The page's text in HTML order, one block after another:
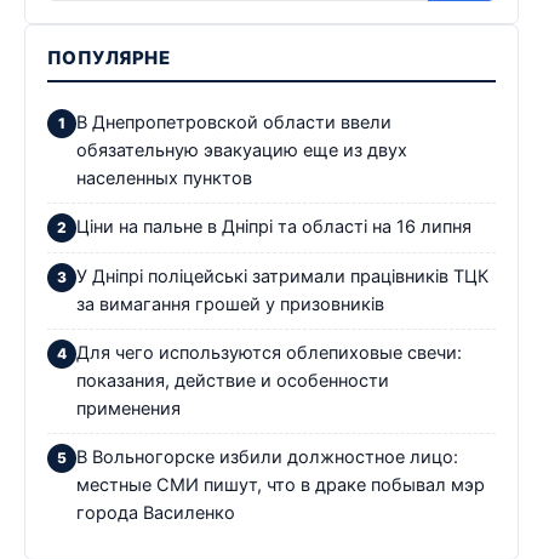
ПОПУЛЯРНЕ
В Днепропетровской области ввели
обязательную эвакуацию еще из двух
населенных пунктов
Ціни на пальне в Дніпрі та області на 16 липня
У Дніпрі поліцейські затримали працівників ТЦК
за вимагання грошей у призовників
Для чего используются облепиховые свечи:
показания, действие и особенности
применения
В Вольногорске избили должностное лицо:
местные СМИ пишут, что в драке побывал мэр
города Василенко